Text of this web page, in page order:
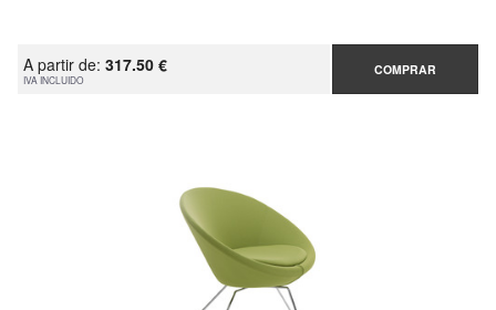
A partir de: 317.50 €
IVA INCLUIDO
COMPRAR